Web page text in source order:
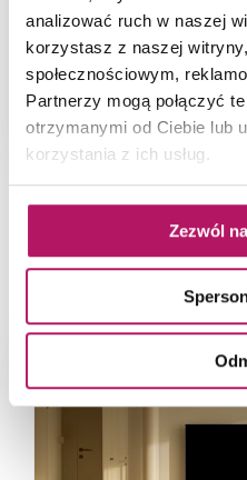
analizować ruch w naszej
korzystasz z naszej
społecznościowym,
Partnerzy mogą połączyć
otrzymanymi od Ciebie lub
korzystania z ich usług.
Zezwól
-7% od 639,20 PLN najniższa
ZOBACZ PRODUKT
Dostępność:na
NAJNOWSZE